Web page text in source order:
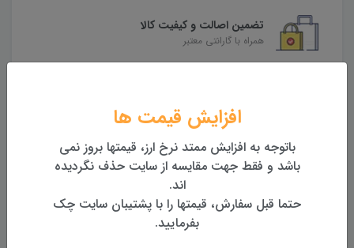
تضمین اصالت و کیفیت کالا
همراه با گارانتی معتبر
محصولات مرتبط
افزایش قیمت ها
باتوجه به افزایش ممتد نرخ ارز، قیمتها بروز نمی
باشد و فقط جهت مقایسه از سایت حذف نگردیده
اند.
حتما قبل سفارش، قیمتها را با پشتیبان سایت چک
بفرمایید.